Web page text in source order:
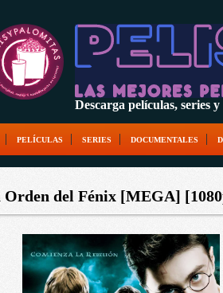
Descarga películas, series
PELÍCULAS SERIES DOCUMENTALES
del Fénix [MEGA]